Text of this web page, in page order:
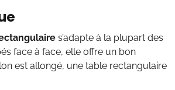
s’adapte à la plupart des
face à face, elle offre un bon
est allongé, une table rectangulaire